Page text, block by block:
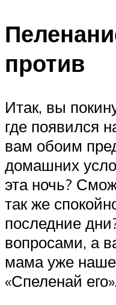
против
Итак, вы
где появился
вам обоим
домашних
эта ночь?
так же
последние
вопросами, а
мама уже
«Спеленай